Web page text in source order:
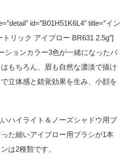
id=”B01H51K6L4″ title=”イン
リック アイブロー BR631 2.5g”]
ションカラー3色が一緒になったパ
もちろん、眉も自然な濃淡で描け
立体感と錯覚効果を生み、小顔を
ハイライト＆ノーズシャドウ用ブ
た細いアイブロー用ブラシが1本
は2種類です。